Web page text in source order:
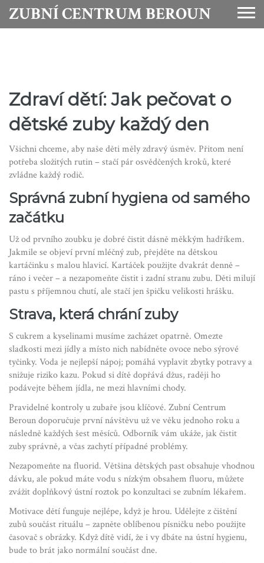
ZUBNÍ CENTRUM BEROUN
Zdraví dětí: Jak pečovat o
dětské zuby každý den
Všichni chceme, aby naše děti měly zdravý úsměv. Přitom není
potřeba složitých rutin – stačí pár osvědčených kroků, které
zvládne každý rodič.
Správná zubní hygiena od samého
začátku
Už od prvního zoubku je dobré čistit dásně měkkým hadříkem.
Jakmile se objeví první mléčný zub, přejděte na dětskou
kartáčinku s malou hlavicí. Kartáček použijte dvakrát denně –
ráno i večer – a nezapomeňte čistit i zadní stranu zubu. Děti milují
pastu s příjemnou chutí, ale stačí jen špičku velikosti hrášku.
Strava, která chrání zuby
S cukrem a kyselinami musíme zacházet opatrně. Omezte
sladkosti mezi jídly a místo nich nabídněte ovoce nebo sýrové
tyčinky. Voda je nejlepší nápoj; pomáhá vyplavit zbytky potravy a
snižuje riziko kazu. Pokud si dítě dopřává džus, raději ho
podávejte během jídla, ne mezi hlavními chody.
Pravidelné kontroly u zubaře jsou klíčové. Zubní Centrum
Beroun doporučuje první návštěvu už ve věku jednoho roku a
následně každých šest měsíců. Odborník vám ukáže, jak čistit
zuby správně, a včas zachytí případné problémy.
Nezapomeňte na fluorid. Většina dětských past obsahuje vhodnou
dávku, ale pokud máte vodu s nízkým obsahem fluoru, můžete
zvážit doplňkový ústní roztok po konzultaci se zubním lékařem.
Motivace dětí funguje nejlépe, když je hrou. Udělejte z čištění
zubů součást rituálu – zapněte oblíbenou písničku nebo použijte
časovač s obrázky. Když dítě vidí, že i vy dbáte na ústní hygienu,
bude to brát jako normální součást dne.